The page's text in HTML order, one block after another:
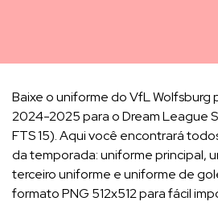
Baixe o uniforme do VfL Wolfsburg
2024-2025 para o Dream League
FTS 15). Aqui você encontrará
da temporada: uniforme principal,
terceiro uniforme e uniforme de
formato PNG 512x512 para fácil